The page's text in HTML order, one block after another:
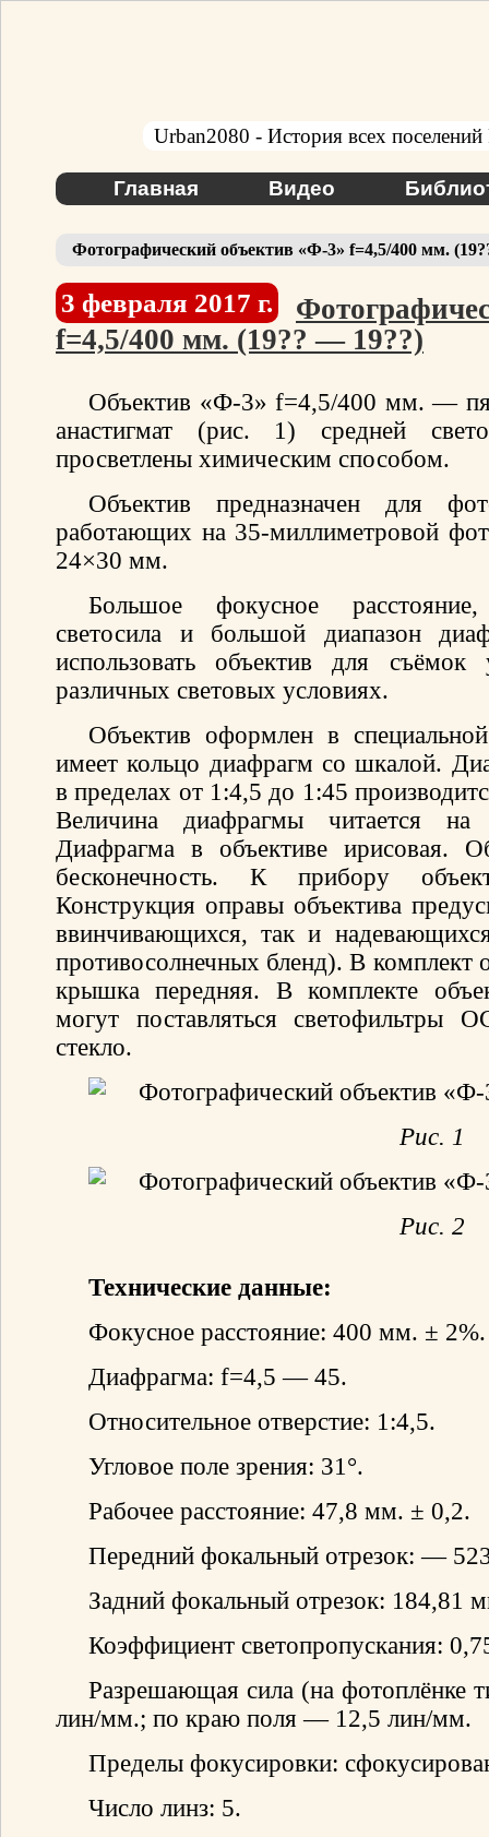
Urban2080 - История всех поселений
Главная Видео
Фотографический объектив «Ф-3» f=4,5/400 мм.
3 февраля 2017 г.
f=4,5/400 мм. (19?? — 19??)
Объектив «Ф-3» f=4,5/400 мм. —
анастигмат (рис. 1) средней
просветлены химическим способом.
Объектив предназначен для
работающих на 35-миллиметровой
24×30 мм.
Большое фокусное
светосила и большой диапазон
использовать объектив для
различных световых условиях.
Объектив оформлен в
имеет кольцо диафрагм со шкалой.
в пределах от 1:4,5 до 1:45
Величина диафрагмы читается
Диафрагма в объективе ирисовая.
бесконечность. К прибору
Конструкция оправы объектива
ввинчивающихся, так и
противосолнечных бленд). В комплект
крышка передняя. В комплекте
могут поставляться
стекло.
Рис. 1
Рис. 2
Технические данные:
Фокусное расстояние: 400 мм. ± 2%.
Диафрагма: f=4,5 — 45.
Относительное отверстие: 1:4,5.
Угловое поле зрения: 31°.
Рабочее расстояние: 47,8 мм. ± 0,2.
Передний фокальный отрезок: —
Задний фокальный отрезок: 184,81
Коэффициент светопропускания:
Разрешающая сила (на
лин/мм.; по краю поля — 12,5 лин/мм.
Пределы фокусировки:
Число линз: 5.